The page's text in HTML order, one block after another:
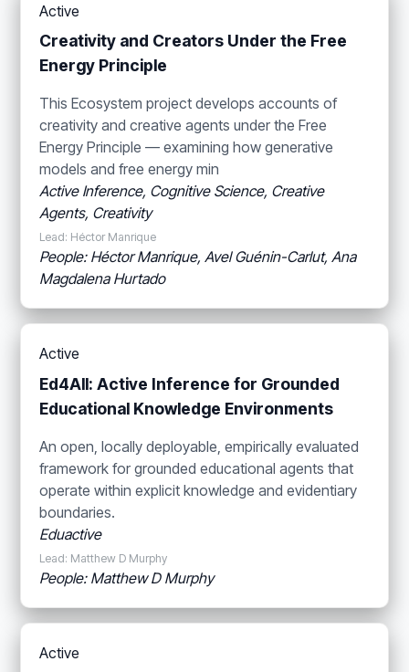
Active
Creativity and Creators Under the Free
Energy Principle
This Ecosystem project develops accounts of
creativity and creative agents under the Free
Energy Principle — examining how generative
models and free energy min
Active Inference, Cognitive Science, Creative
Agents, Creativity
Lead: Héctor Manrique
People: Héctor Manrique, Avel Guénin-Carlut, Ana
Magdalena Hurtado
Active
Ed4All: Active Inference for Grounded
Educational Knowledge Environments
An open, locally deployable, empirically evaluated
framework for grounded educational agents that
operate within explicit knowledge and evidentiary
boundaries.
Eduactive
Lead: Matthew D Murphy
People: Matthew D Murphy
Active